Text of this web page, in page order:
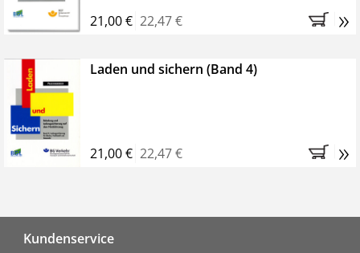
21,00 € 22,47 € »
Laden und sichern (Band 4)
21,00 € 22,47 € »
Kundenservice